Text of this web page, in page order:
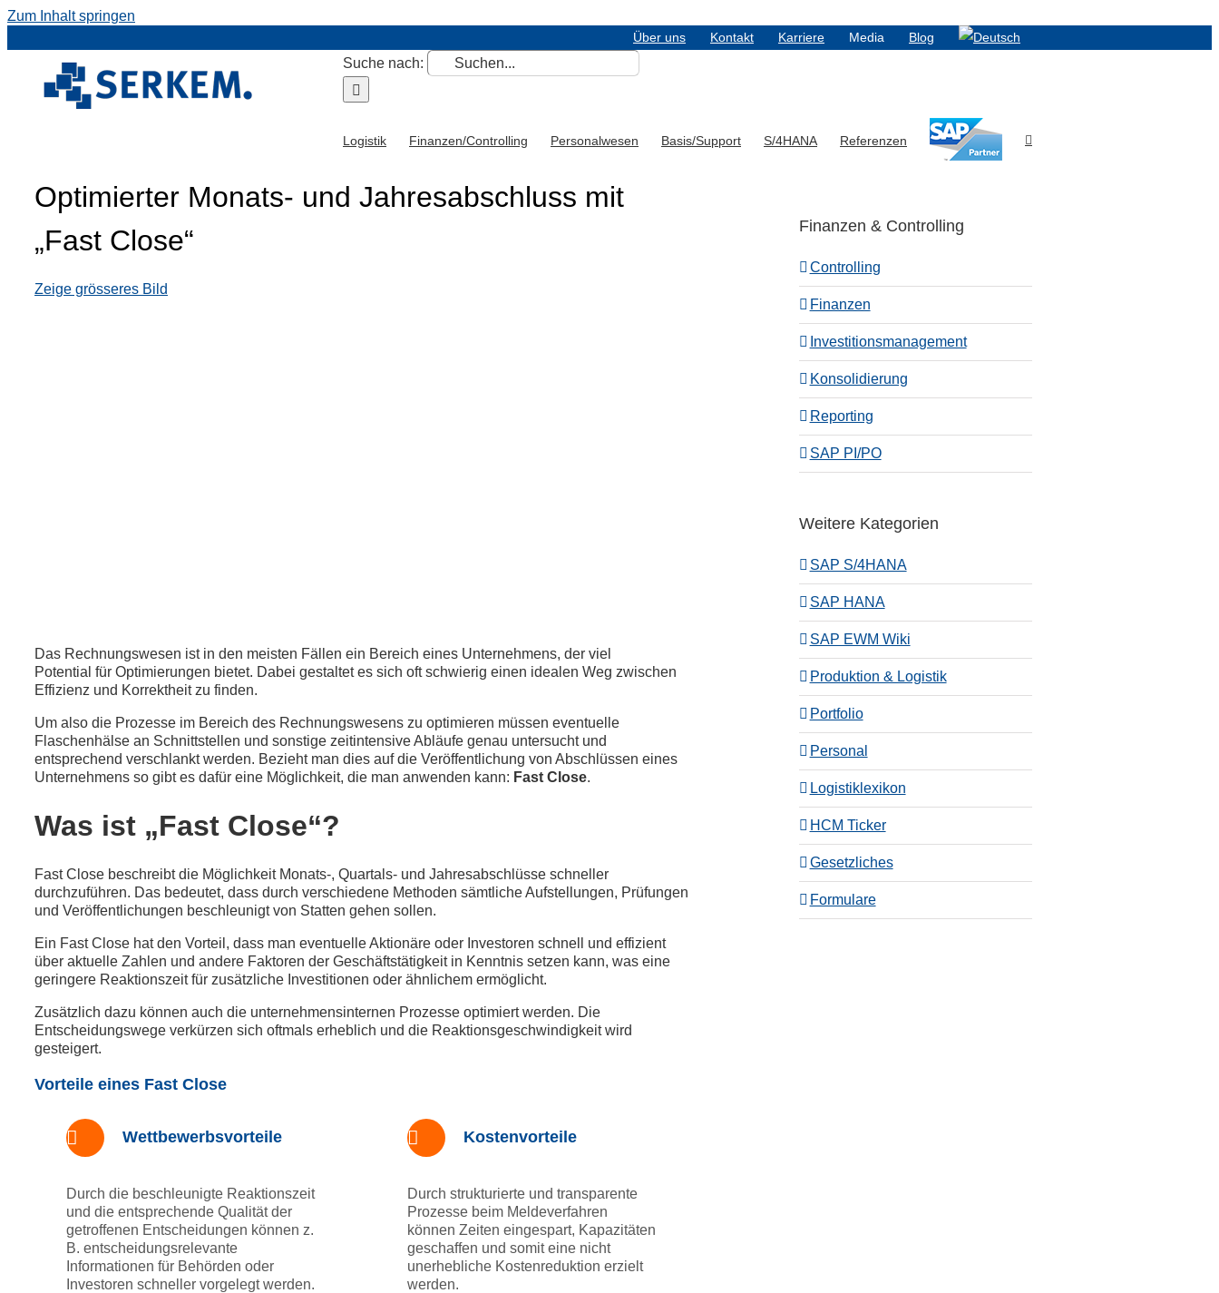
Zum Inhalt springen
Über uns Kontakt Karriere Media Blog
Suche nach:
Logistik Finanzen/Controlling Personalwesen Basis/Support S/4HANA Referenzen
Zeige grösseres Bild
Optimierter Monats- und Jahresabschluss mit
„Fast Close“
Das Rechnungswesen ist in den meisten Fällen ein Bereich eines Unternehmens, der viel
Potential für Optimierungen bietet. Dabei gestaltet es sich oft schwierig einen idealen Weg zwischen
Effizienz und Korrektheit zu finden.
Um also die Prozesse im Bereich des Rechnungswesens zu optimieren müssen eventuelle
Flaschenhälse an Schnittstellen und sonstige zeitintensive Abläufe genau untersucht und
entsprechend verschlankt werden. Bezieht man dies auf die Veröffentlichung von Abschlüssen eines
Unternehmens so gibt es dafür eine Möglichkeit, die man anwenden kann: Fast Close.
Was ist „Fast Close“?
Fast Close beschreibt die Möglichkeit Monats-, Quartals- und Jahresabschlüsse schneller
durchzuführen. Das bedeutet, dass durch verschiedene Methoden sämtliche Aufstellungen, Prüfungen
und Veröffentlichungen beschleunigt von Statten gehen sollen.
Ein Fast Close hat den Vorteil, dass man eventuelle Aktionäre oder Investoren schnell und effizient
über aktuelle Zahlen und andere Faktoren der Geschäftstätigkeit in Kenntnis setzen kann, was eine
geringere Reaktionszeit für zusätzliche Investitionen oder ähnlichem ermöglicht.
Zusätzlich dazu können auch die unternehmensinternen Prozesse optimiert werden. Die
Entscheidungswege verkürzen sich oftmals erheblich und die Reaktionsgeschwindigkeit wird
gesteigert.
Vorteile eines Fast Close
Wettbewerbsvorteile
Durch die beschleunigte Reaktionszeit
und die entsprechende Qualität der
getroffenen Entscheidungen können z.
B. entscheidungsrelevante
Informationen für Behörden oder
Investoren schneller vorgelegt werden.
Kostenvorteile
Durch strukturierte und transparente
Prozesse beim Meldeverfahren
können Zeiten eingespart, Kapazitäten
geschaffen und somit eine nicht
unerhebliche Kostenreduktion erzielt
werden.
Finanzen & Controlling
Controlling
Finanzen
Investitionsmanagement
Konsolidierung
Reporting
SAP PI/PO
Weitere Kategorien
SAP S/4HANA
SAP HANA
SAP EWM Wiki
Produktion & Logistik
Portfolio
Personal
Logistiklexikon
HCM Ticker
Gesetzliches
Formulare